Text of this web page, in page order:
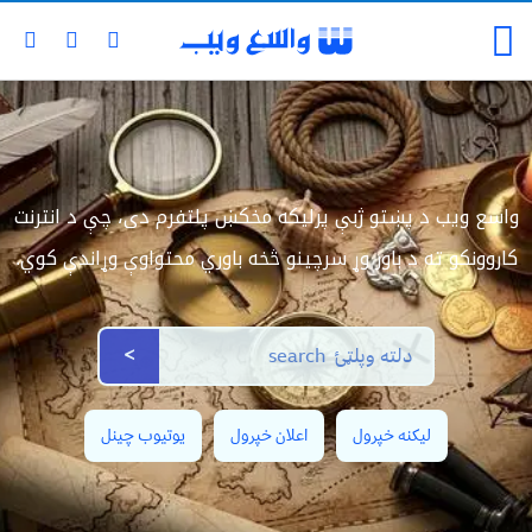
واسع ویب د پښتو ژبې پرلیکه مخکښ پلتفرم دی، چې د انترنت
کاروونکو ته د باور وړ سرچینو څخه باوري محتواوې وړاندې کوي.
>
لیکنه خپرول اعلان خپرول یوتیوب چینل